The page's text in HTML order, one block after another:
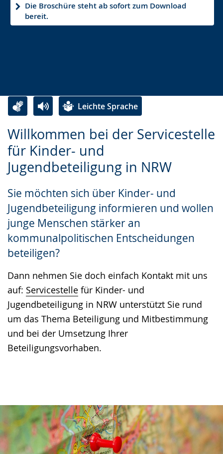
Die Broschüre steht ab sofort zum Download
bereit.
Willkommen bei der Servicestelle
für Kinder- und
Jugendbeteiligung in NRW
Sie möchten sich über Kinder- und
Jugendbeteiligung informieren und wollen
junge Menschen stärker an
kommunalpolitischen Entscheidungen
beteiligen?
Dann nehmen Sie doch einfach Kontakt mit uns
auf: Servicestelle für Kinder- und
Jugendbeteiligung in NRW unterstützt Sie rund
um das Thema Beteiligung und Mitbestimmung
und bei der Umsetzung Ihrer
Beteiligungsvorhaben.
Leichte Sprache
Leichten
Sprache
wechseln.
Audio-
Unterstützung.
Video
in
Deutscher
wird
angezeigt.